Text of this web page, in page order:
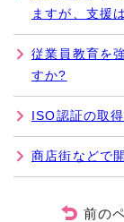
ますが、支援
従業員教育を
すか?
ISO認証の取
商店街などで
前の